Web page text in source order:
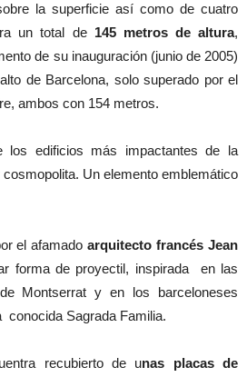
la superficie así como de cuatro
un total de 145 metros de altura,
de su inauguración (junio de 2005)
de Barcelona, solo superado por el
ambos con 154 metros.
los edificios más impactantes de la
Un elemento emblemático
el afamado arquitecto francés Jean
forma de proyectil, inspirada en las
Montserrat y en los barceloneses
conocida Sagrada Familia.
recubierto de unas placas de